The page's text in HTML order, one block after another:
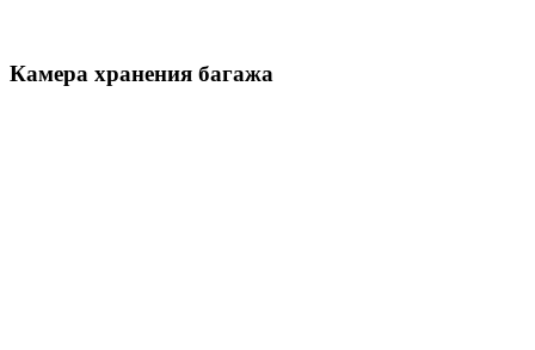
Камера хранения багажа